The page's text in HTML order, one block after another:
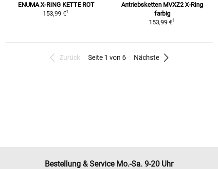
ENUMA X-RING KETTE ROT
153,99 €1
Antriebsketten MVXZ2 X-Ring
farbig
153,99 €1
Zurück Seite 1 von 6 Nächste
Bestellung & Service Mo.-Sa. 9-20 Uhr